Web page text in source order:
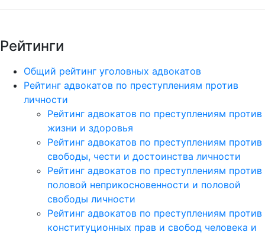
Рейтинги
Общий рейтинг уголовных адвокатов
Рейтинг адвокатов по преступлениям против
личности
Рейтинг адвокатов по преступлениям против
жизни и здоровья
Рейтинг адвокатов по преступлениям против
свободы, чести и достоинства личности
Рейтинг адвокатов по преступлениям против
половой неприкосновенности и половой
свободы личности
Рейтинг адвокатов по преступлениям против
конституционных прав и свобод человека и